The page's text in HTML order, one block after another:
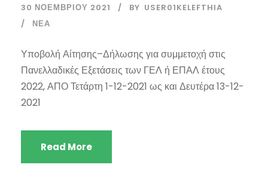
30 ΝΟΕΜΒΡΊΟΥ 2021 BY USER01KELEFTHIA
ΝΈΑ
Υποβολή Αίτησης–Δήλωσης για συμμετοχή στις
Πανελλαδικές Εξετάσεις των ΓΕΛ ή ΕΠΑΛ έτους
2022, ΑΠΟ Τετάρτη 1-12-2021 ως και Δευτέρα 13-12-
2021
Read More